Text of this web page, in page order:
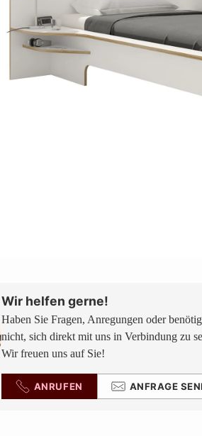
Wir helfen gerne!
Haben Sie Fragen, Anregungen oder
nicht, sich direkt mit uns in Verbindung zu
Wir freuen uns auf Sie!
ANRUFEN ANFRAGE